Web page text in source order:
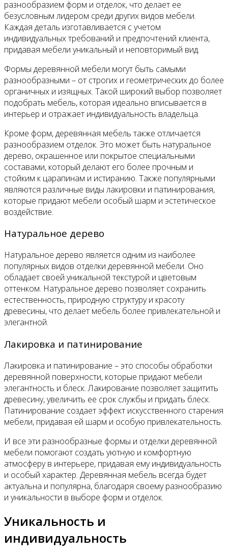
разнообразием форм и отделок, что делает ее
безусловным лидером среди других видов мебели.
Каждая деталь изготавливается с учетом
индивидуальных требований и предпочтений клиента,
придавая мебели уникальный и неповторимый вид.
Формы деревянной мебели могут быть самыми
разнообразными – от строгих и геометрических до более
органичных и изящных. Такой широкий выбор позволяет
подобрать мебель, которая идеально вписывается в
интерьер и отражает индивидуальность владельца.
Кроме форм, деревянная мебель также отличается
разнообразием отделок. Это может быть натуральное
дерево, окрашенное или покрытое специальными
составами, который делают его более прочным и
стойким к царапинам и истиранию. Также популярными
являются различные виды лакировки и патинирования,
которые придают мебели особый шарм и эстетическое
воздействие.
Натуральное дерево
Натуральное дерево является одним из наиболее
популярных видов отделки деревянной мебели. Оно
обладает своей уникальной текстурой и цветовым
оттенком. Натуральное дерево позволяет сохранить
естественность, природную структуру и красоту
древесины, что делает мебель более привлекательной и
элегантной.
Лакировка и патинирование
Лакировка и патинирование – это способы обработки
деревянной поверхности, которые придают мебели
элегантность и блеск. Лакирование позволяет защитить
древесину, увеличить ее срок службы и придать блеск.
Патинирование создает эффект искусственного старения
мебели, придавая ей шарм и особую привлекательность.
И все эти разнообразные формы и отделки деревянной
мебели помогают создать уютную и комфортную
атмосферу в интерьере, придавая ему индивидуальность
и особый характер. Деревянная мебель всегда будет
актуальна и популярна, благодаря своему разнообразию
и уникальности в выборе форм и отделок.
Уникальность и
индивидуальность